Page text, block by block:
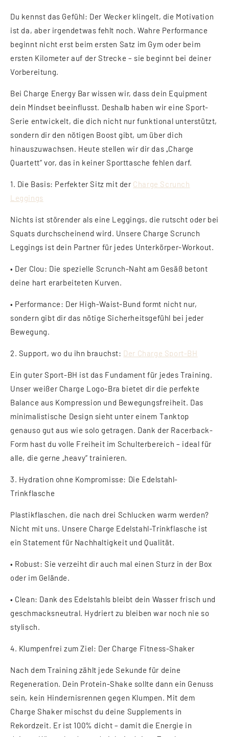
Du kennst das Gefühl: Der Wecker klingelt, die Motivation
ist da, aber irgendetwas fehlt noch. Wahre Performance
beginnt nicht erst beim ersten Satz im Gym oder beim
ersten Kilometer auf der Strecke – sie beginnt bei deiner
Vorbereitung.
Bei Charge Energy Barwissen wir, dass dein Equipment
dein Mindset beeinflusst. Deshalb haben wir eine Sport-
Serie entwickelt, die dich nicht nur funktional unterstützt,
sondern dir den nötigen Boost gibt, um über dich
hinauszuwachsen. Heute stellen wir dir das „Charge
Quartett“ vor, das in keiner Sporttasche fehlen darf.
1. Die Basis: Perfekter Sitz mit der Charge Scrunch
Leggings
Nichts ist störender als eine Leggings, die rutscht oder bei
Squats durchscheinend wird. Unsere Charge Scrunch
Leggings ist dein Partner für jedes Unterkörper-Workout.
• Der Clou: Die spezielle Scrunch-Naht am Gesäß betont
deine hart erarbeiteten Kurven.
• Performance: Der High-Waist-Bund formt nicht nur,
sondern gibt dir das nötige Sicherheitsgefühl bei jeder
Bewegung.
2. Support, wo du ihn brauchst: Der Charge Sport-BH
Ein guter Sport-BH ist das Fundament für jedes Training.
Unser weißer Charge Logo-Bra bietet dir die perfekte
Balance aus Kompression und Bewegungsfreiheit. Das
minimalistische Design sieht unter einem Tanktop
genauso gut aus wie solo getragen. Dank der Racerback-
Form hast du volle Freiheit im Schulterbereich – ideal für
alle, die gerne „heavy“ trainieren.
3. Hydration ohne Kompromisse: Die Edelstahl-
Trinkflasche
Plastikflaschen, die nach drei Schlucken warm werden?
Nicht mit uns. Unsere Charge Edelstahl-Trinkflasche ist
ein Statement für Nachhaltigkeit und Qualität.
• Robust: Sie verzeiht dir auch mal einen Sturz in der Box
oder im Gelände.
• Clean: Dank des Edelstahls bleibt dein Wasser frisch und
geschmacksneutral. Hydriert zu bleiben war noch nie so
stylisch.
4. Klumpenfrei zum Ziel: Der Charge Fitness-Shaker
Nach dem Training zählt jede Sekunde für deine
Regeneration. Dein Protein-Shake sollte dann ein Genuss
sein, kein Hindernisrennen gegen Klumpen. Mit dem
Charge Shakermischst du deine Supplements in
Rekordzeit. Er ist 100% dicht – damit die Energie in